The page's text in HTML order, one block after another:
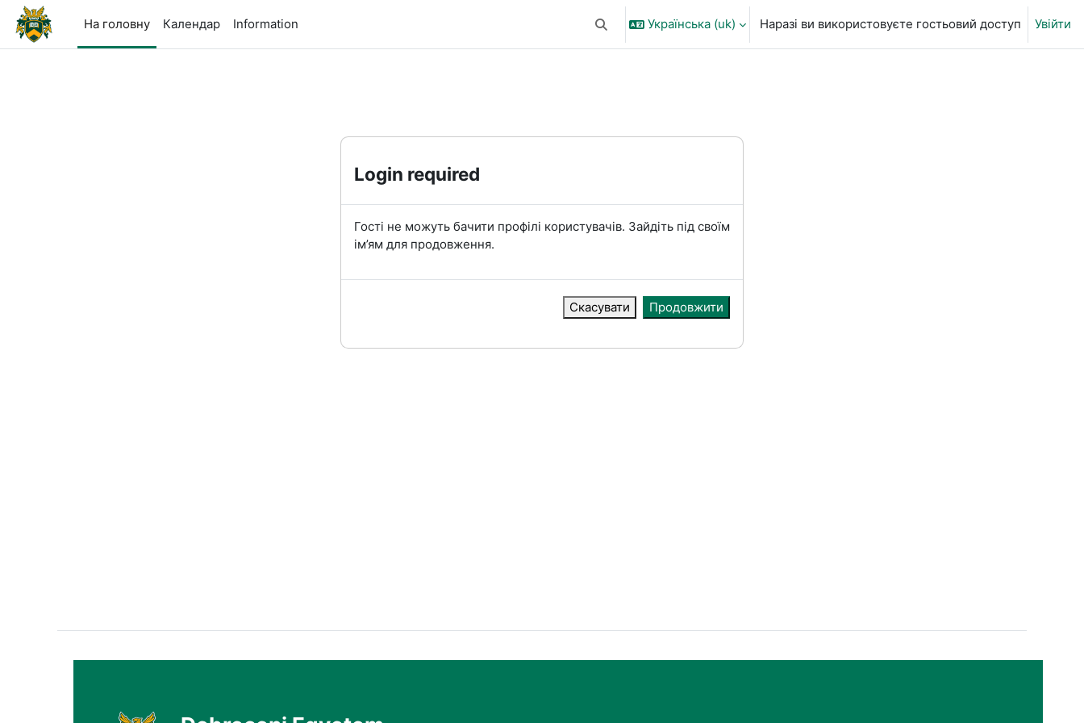
Перейти до головного вмісту
На головну
Календар Information Переключити введення пошуку
Українська ‎(uk)‎ Наразі ви використовуєте гостьовий доступ Увійти
Login required
Гості не можуть бачити профілі користувачів. Зайдіть під своїм
ім’ям для продовження.
Скасувати Продовжити